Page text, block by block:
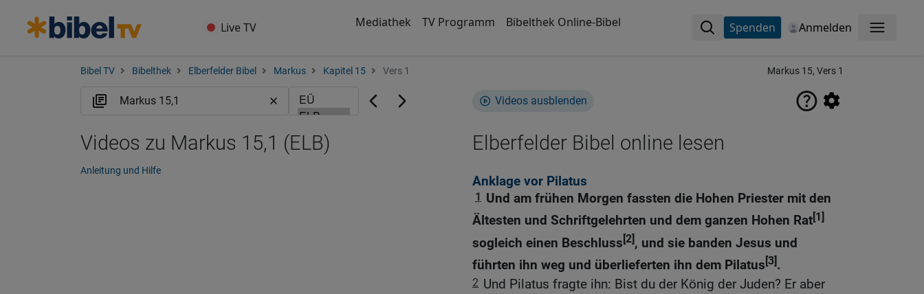
Live TV Mediathek TV Programm Bibelthek Online-Bibel Spenden Anmelden Menü
Bibel TV Bibelthek Elberfelder Bibel Markus Kapitel 15 Vers 1 Markus 15, Vers 1
Videos ausblenden
Elberfelder Bibel online lesen
Anklage vor Pilatus
1
Und am frühen Morgen fassten die Hohen Priester mit den
Ältesten und Schriftgelehrten und dem ganzen Hohen Rat[1]
sogleich einen Beschluss [2], und sie banden Jesus und
führten ihn weg und überlieferten ihn dem Pilatus [3].
2 Und Pilatus fragte ihn: Bist du der König der Juden? Er aber
Videos zu Markus 15,1 (ELB)
Anleitung und Hilfe